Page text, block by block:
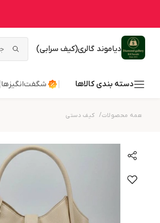
دیاموند گالری(کیف سرابی)
دسته بندی کالاها شگفت‌انگیزها
همه محصولات/ کیف دستی